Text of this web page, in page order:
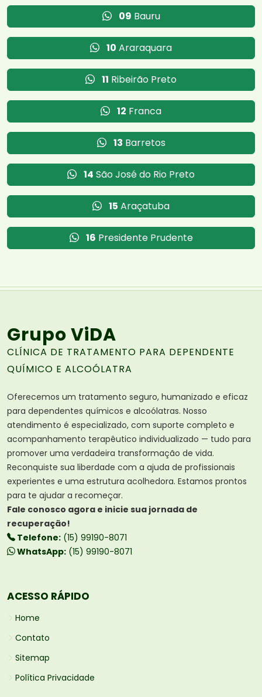
09 Bauru
10 Araraquara
11 Ribeirão Preto
12 Franca
13 Barretos
14 São José do Rio Preto
15 Araçatuba
16 Presidente Prudente
Grupo ViDA
CLÍNICA DE TRATAMENTO PARA DEPENDENTE
QUÍMICO E ALCOÓLATRA
Oferecemos um tratamento seguro, humanizado e eficaz
para dependentes químicos e alcoólatras. Nosso
atendimento é especializado, com suporte completo e
acompanhamento terapêutico individualizado — tudo para
promover uma verdadeira transformação de vida.
Reconquiste sua liberdade com a ajuda de profissionais
experientes e uma estrutura acolhedora. Estamos prontos
para te ajudar a recomeçar.
Fale conosco agora e inicie sua jornada de
recuperação!
Telefone: (15) 99190-8071
WhatsApp: (15) 99190-8071
ACESSO RÁPIDO
Home
Contato
Sitemap
Política Privacidade